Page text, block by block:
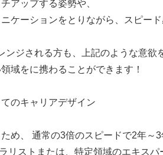
アップする姿勢や、
ケーションをとりながら、スピー
ンジされる方も、上記のような意欲
域をに携わることができます！
のキャリアデザイン
め、 通常の3倍のスピードで2年～
リストまたは、特定領域のエキス